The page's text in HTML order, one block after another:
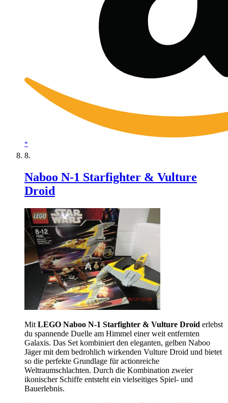
*
Naboo N-1 Starfighter & Vulture
Droid
Mit LEGO Naboo N-1 Starfighter & Vulture Droid erlebst
du spannende Duelle am Himmel einer weit entfernten
Galaxis. Das Set kombiniert den eleganten, gelben Naboo
Jäger mit dem bedrohlich wirkenden Vulture Droid und bietet
so die perfekte Grundlage für actionreiche
Weltraumschlachten. Durch die Kombination zweier
ikonischer Schiffe entsteht ein vielseitiges Spiel- und
Bauerlebnis.